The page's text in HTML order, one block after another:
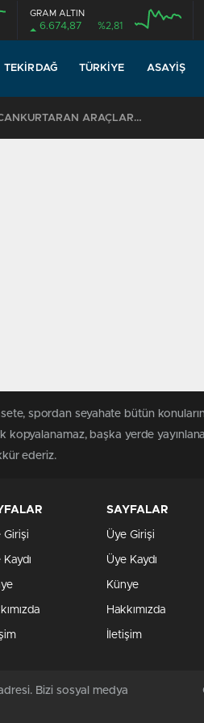
GRAM ALTIN
6.674,87 %2,81
TEKIRDAĞ TÜRKIYE ASAYIŞ
TEKİRDAĞ SAHİLLERİNDE YENİ NESİL İNSANSIZ CANKURTARAN ARAÇLARI GÖREVDE
spordan seyahate bütün
başka yerde
ederiz.
Girişi
Kaydı
SAYFALAR
Üye Girişi
Üye Kaydı
Künye
Hakkımızda
İletişim
Bizi sosyal medya